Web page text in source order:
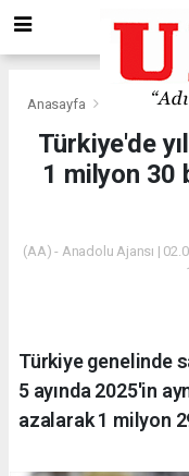
Anasayfa Ekonomi
Türkiye'de
1 milyon 30
(AA) - Anadolu Ajansı |
Türkiye genelinde
5 ayında 2025'in
azalarak 1 milyon